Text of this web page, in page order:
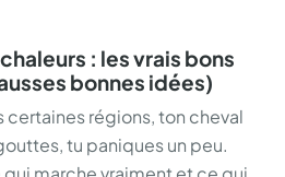
: les vrais bons
bonnes idées)
certaines régions, ton cheval
tu paniques un peu.